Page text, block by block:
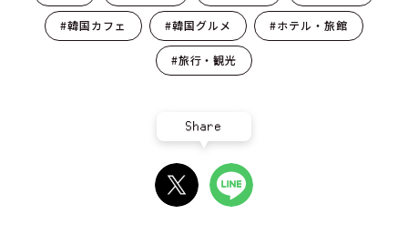
#韓国カフェ #韓国グルメ #ホテル・旅館
#旅行・観光
Share